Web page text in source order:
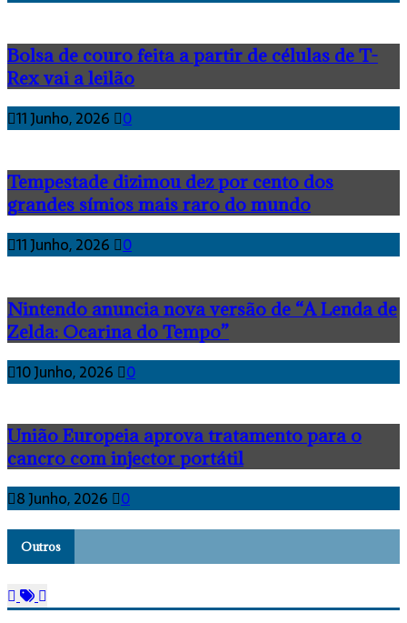
Bolsa de couro feita a partir de células de T-
Rex vai a leilão
11 Junho, 2026 0
Tempestade dizimou dez por cento dos
grandes símios mais raro do mundo
11 Junho, 2026 0
Nintendo anuncia nova versão de “A Lenda de
Zelda: Ocarina do Tempo”
10 Junho, 2026 0
União Europeia aprova tratamento para o
cancro com injector portátil
8 Junho, 2026 0
Outros